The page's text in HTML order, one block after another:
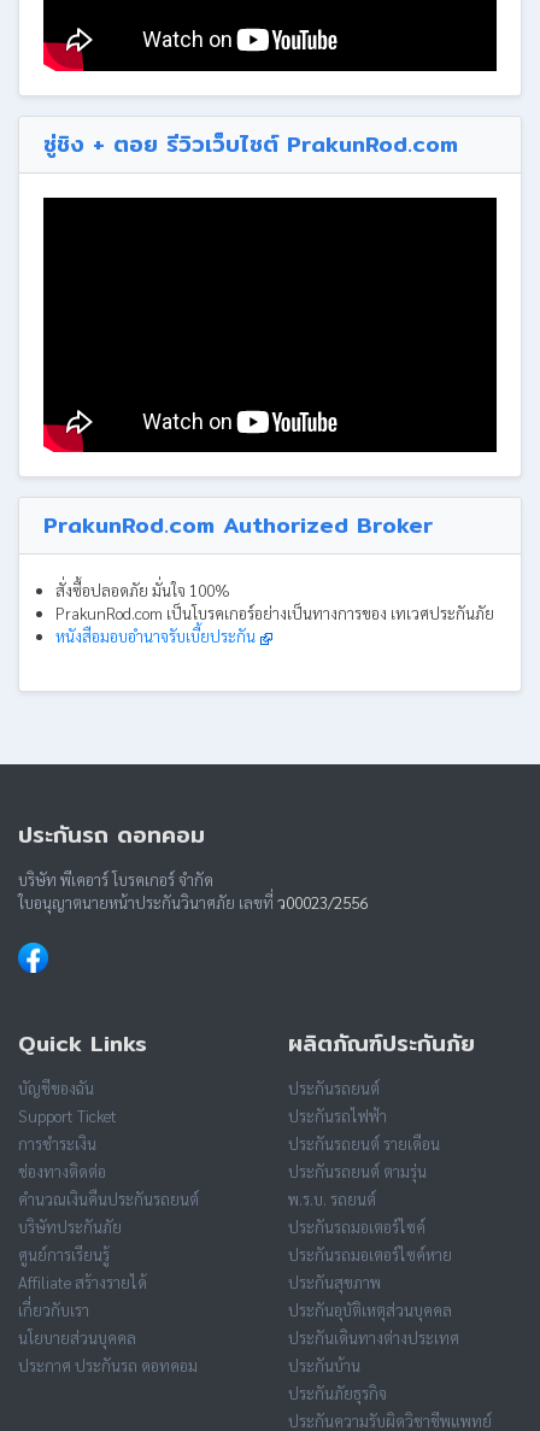
ซู่ชิง + ตอย รีวิวเว็บไซต์ PrakunRod.com
PrakunRod.com Authorized Broker
สั่งซื้อปลอดภัย มั่นใจ 100%
PrakunRod.com เป็นโบรคเกอร์อย่างเป็นทางการของ เทเวศประกันภัย
หนังสือมอบอำนาจรับเบี้ยประกัน
ประกันรถ ดอทคอม
บริษัท พีเคอาร์ โบรคเกอร์ จำกัด
ใบอนุญาตนายหน้าประกันวินาศภัย เลขที่ ว00023/2556
Quick Links
บัญชีของฉัน
Support Ticket
การชำระเงิน
ช่องทางติดต่อ
คำนวณเงินคืนประกันรถยนต์
บริษัทประกันภัย
ศูนย์การเรียนรู้
Affiliate สร้างรายได้
เกี่ยวกับเรา
นโยบายส่วนบุคคล
ประกาศ ประกันรถ ดอทคอม
ผลิตภัณฑ์ประกันภัย
ประกันรถยนต์
ประกันรถไฟฟ้า
ประกันรถยนต์ รายเดือน
ประกันรถยนต์ ตามรุ่น
พ.ร.บ. รถยนต์
ประกันรถมอเตอร์ไซค์
ประกันรถมอเตอร์ไซค์หาย
ประกันสุขภาพ
ประกันอุบัติเหตุส่วนบุคคล
ประกันเดินทางต่างประเทศ
ประกันบ้าน
ประกันภัยธุรกิจ
ประกันความรับผิดวิชาชีพแพทย์